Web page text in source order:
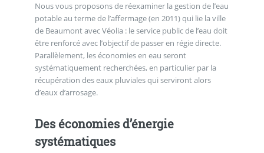
Nous vous proposons de réexaminer la gestion de l’eau
potable au terme de l’affermage (en 2011) qui lie la ville
de Beaumont avec Véolia : le service public de l’eau doit
être renforcé avec l’objectif de passer en régie directe.
Parallèlement, les économies en eau seront
systématiquement recherchées, en particulier par la
récupération des eaux pluviales qui serviront alors
d’eaux d’arrosage.
Des économies d’énergie
systématiques